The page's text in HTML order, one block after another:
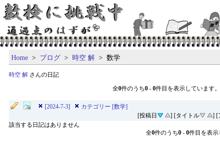
Home > ブログ > 時空 解 > 数学
時空 解 さんの日記
全0件のうち0- 0件目を表示しています。
[2024-7-3]
カテゴリー [数学]
[投稿日
] [タイトル
] [
該当する日記はありません
全0件のうち0 - 0件目を表